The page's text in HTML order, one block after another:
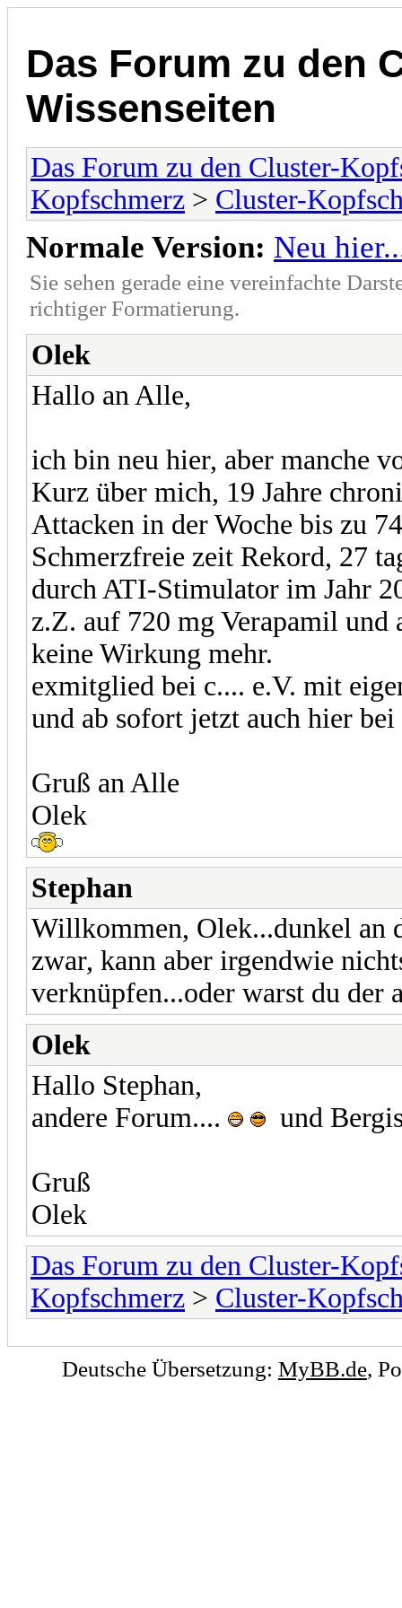
Das Forum zu den
Wissenseiten
Das Forum zu den Cluster-
Kopfschmerz > Cluster-
Normale Version: Neu
Sie sehen gerade eine vereinfachte
richtiger Formatierung.
Olek
Hallo an Alle,
ich bin neu hier, aber manche
Kurz über mich, 19 Jahre
Attacken in der Woche bis zu
Schmerzfreie zeit Rekord, 27
durch ATI-Stimulator im Jahr
z.Z. auf 720 mg Verapamil
keine Wirkung mehr.
exmitglied bei c.... e.V. mit
und ab sofort jetzt auch hier
Gruß an Alle
Olek
Stephan
Willkommen, Olek...dunkel an
zwar, kann aber irgendwie
verknüpfen...oder warst du der
Olek
Hallo Stephan,
andere Forum....
und
Gruß
Olek
Das Forum zu den Cluster-
Kopfschmerz > Cluster-
Deutsche Übersetzung: MyBB.de,